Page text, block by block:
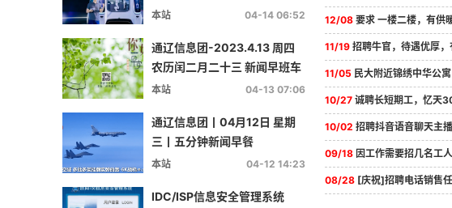
本站 04-14 06:52
通辽信息团-2023.4.13 周四
农历闰二月二十三 新闻早班车
本站 04-13 07:06
通辽信息团丨04月12日 星期
三丨五分钟新闻早餐
本站 04-12 14:23
IDC/ISP信息安全管理系统
12/08 要求 一楼二楼，有供暖，距
11/19 招聘牛官，待遇优厚，
11/05 民大附近锦绣中华公寓，面积70平，可短期
10/27 诚聘长短期工，忆天30－150，日結，
10/02 招聘抖音语音聊天主播要求：男18-35周岁 女
09/18 因工作需要招几名工人 宝妈 上班族 学生都
08/28 [庆祝]招聘电话销售任职要求：1：女，年龄